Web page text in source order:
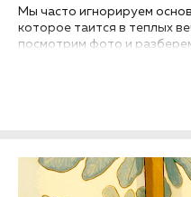
Мы часто игнорируем
которое таится в теплых
посмотрим фото и